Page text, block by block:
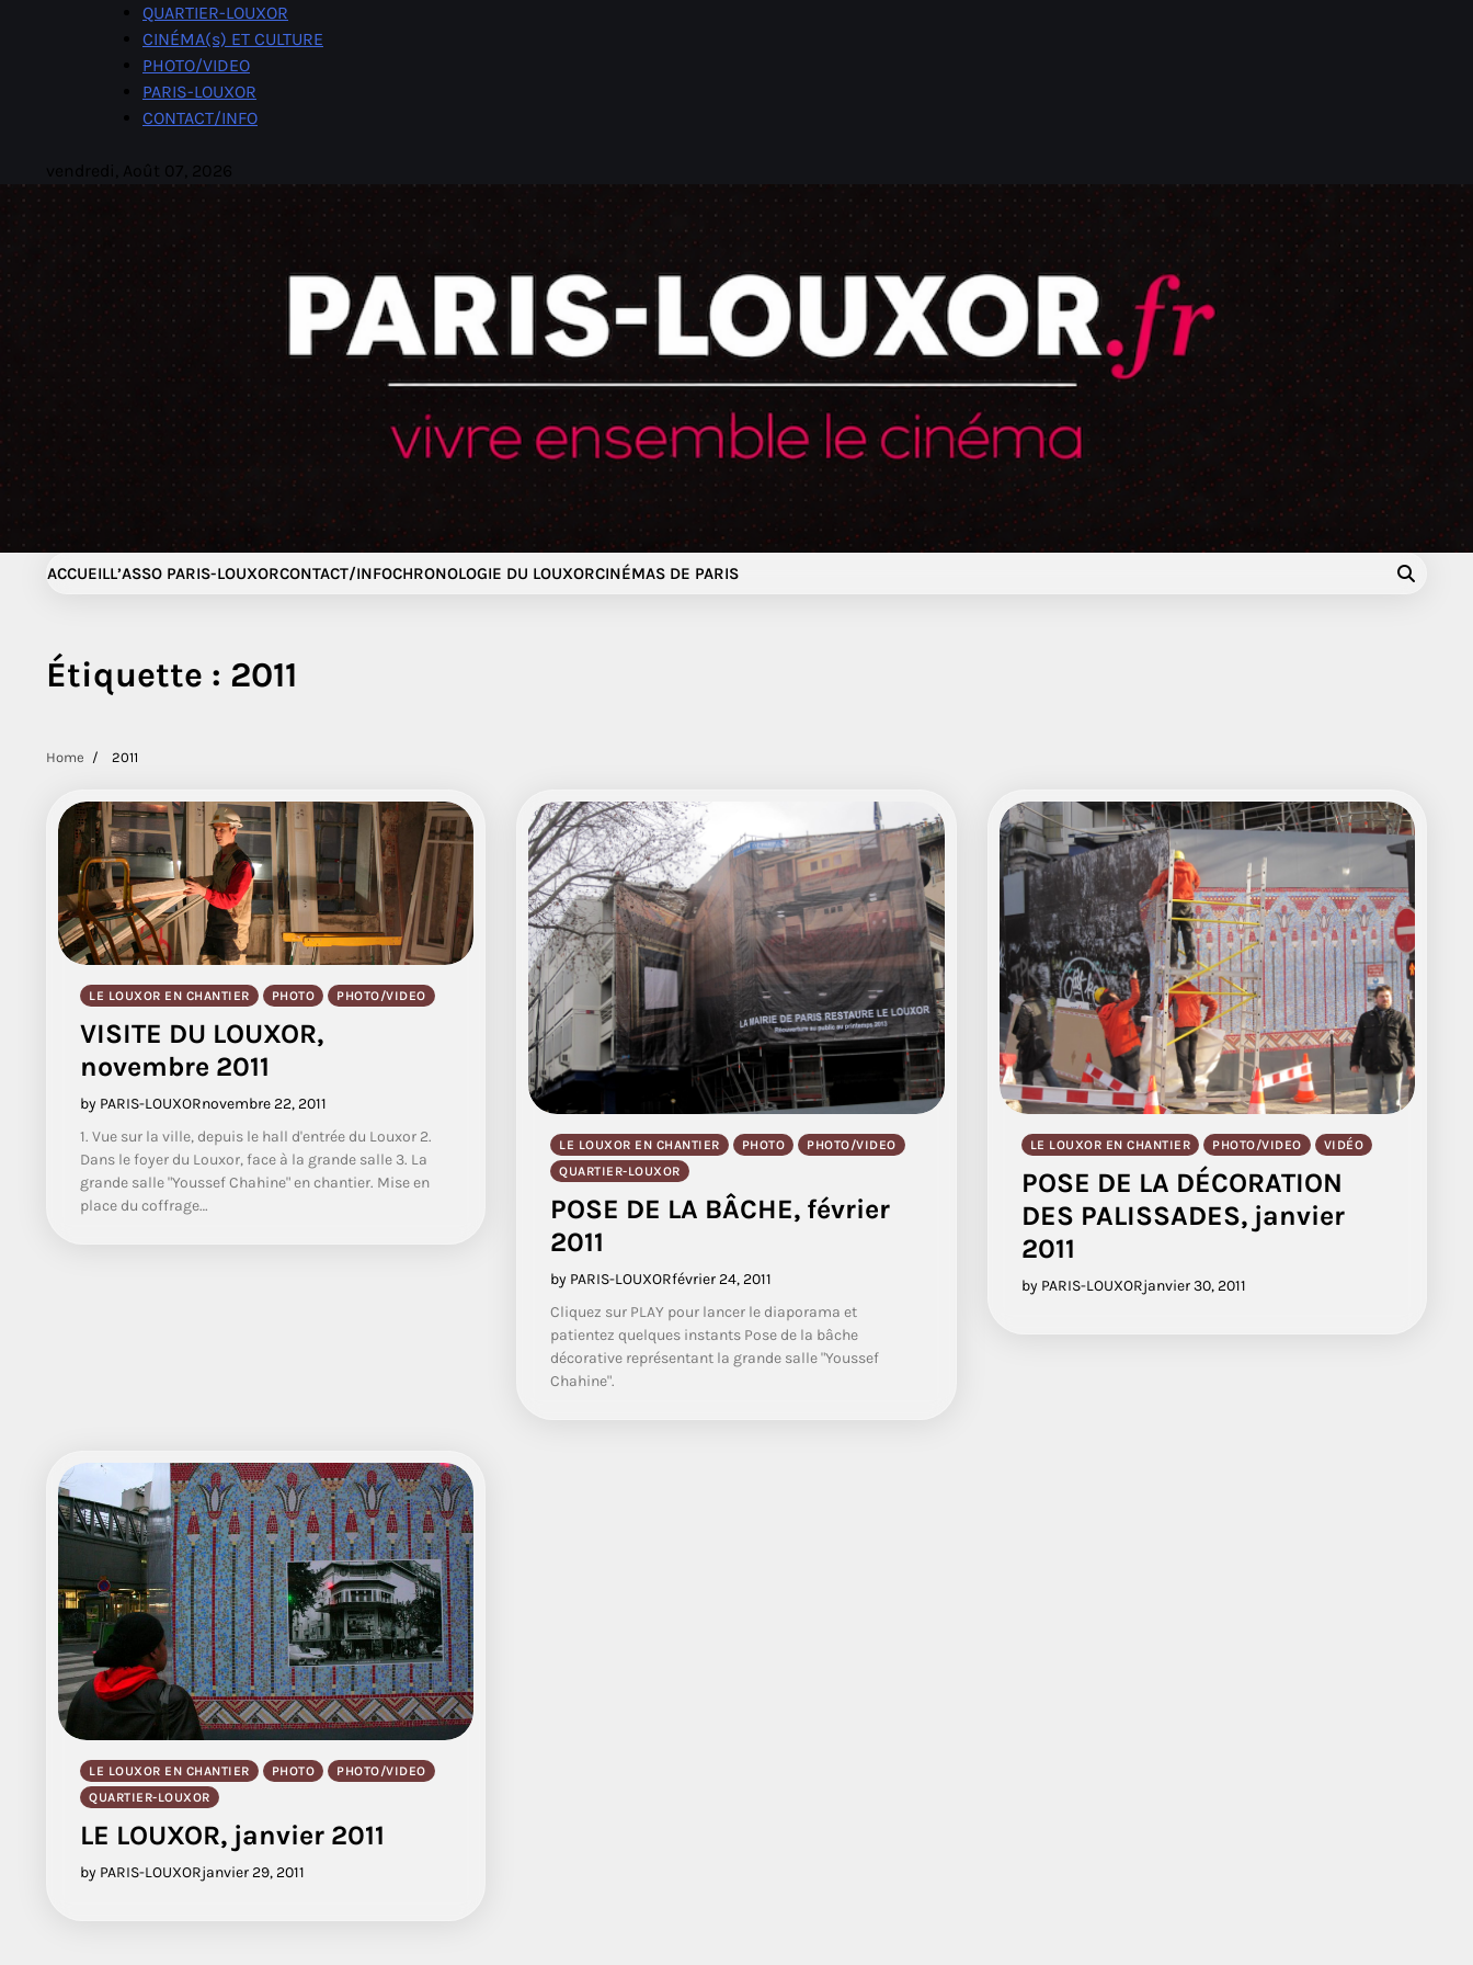
QUARTIER-LOUXOR
CINÉMA(s) ET CULTURE
PHOTO/VIDEO
PARIS-LOUXOR
CONTACT/INFO
vendredi, Août 07, 2026
ACCUEILL’ASSO PARIS-LOUXORCONTACT/INFOCHRONOLOGIE DU LOUXORCINÉMAS DE PARIS
Étiquette : 2011
Home 2011
LE LOUXOR EN CHANTIER PHOTO PHOTO/VIDEO
VISITE DU LOUXOR,
novembre 2011
by PARIS-LOUXORnovembre 22, 2011
1. Vue sur la ville, depuis le hall d'entrée du Louxor 2.
Dans le foyer du Louxor, face à la grande salle 3. La
grande salle "Youssef Chahine" en chantier. Mise en
place du coffrage…
LE LOUXOR EN CHANTIER PHOTO
PHOTO/VIDEO
QUARTIER-LOUXOR
POSE DE LA BÂCHE, février
2011
by PARIS-LOUXORfévrier 24, 2011
Cliquez sur PLAY pour lancer le diaporama et
patientez quelques instants Pose de la bâche
décorative représentant la grande salle "Youssef
Chahine".
LE LOUXOR EN CHANTIER PHOTO/VIDEO VIDÉO
POSE DE LA DÉCORATION
DES PALISSADES, janvier
2011
by PARIS-LOUXORjanvier 30, 2011
LE LOUXOR EN CHANTIER PHOTO
PHOTO/VIDEO
QUARTIER-LOUXOR
LE LOUXOR, janvier 2011
by PARIS-LOUXORjanvier 29, 2011